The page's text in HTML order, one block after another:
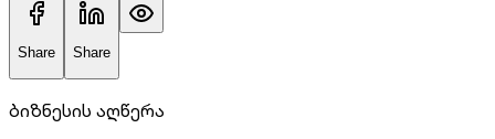
Share Share
ბიზნესის აღწერა